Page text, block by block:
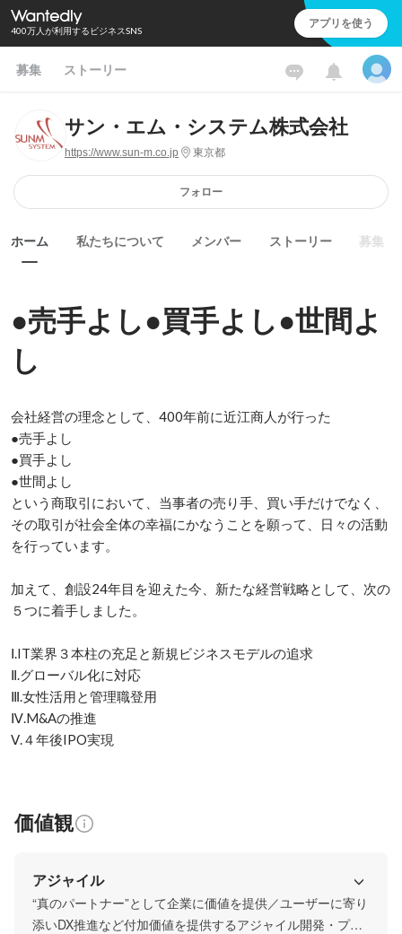
400万人が利用するビジネスSNS アプリを使う
募集 ストーリー
サン・エム・システム株式会社
https://www.sun-m.co.jp 東京都
フォロー
ホーム 私たちについて メンバー ストーリー 募集
●売手よし●買手よし●世間よ
し
会社経営の理念として、400年前に近江商人が行った
●売手よし
●買手よし
●世間よし
という商取引において、当事者の売り手、買い手だけでなく、
その取引が社会全体の幸福にかなうことを願って、日々の活動
を行っています。
加えて、創設24年目を迎えた今、新たな経営戦略として、次の
５つに着手しました。
Ⅰ.IT業界３本柱の充足と新規ビジネスモデルの追求
Ⅱ.グローバル化に対応
Ⅲ.女性活用と管理職登用
Ⅳ.M&Aの推進
Ⅴ.４年後IPO実現
価値観
アジャイル
“真のパートナー”として企業に価値を提供／ユーザーに寄り
添いDX推進など付加価値を提供するアジャイル開発・プラ